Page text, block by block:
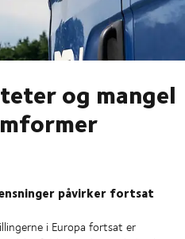
og mangel
påvirker fortsat
i Europa fortsat er